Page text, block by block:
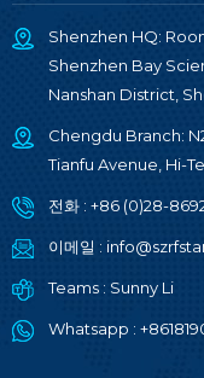
Shenzhen HQ:
Shenzhen Bay
Nanshan District,
Chengdu Branch:
Tianfu Avenue, Hi-
전화 : +86 (0)28-
이메일 :
Teams : Sunny Li
Whatsapp :